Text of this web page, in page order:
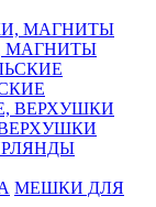
МАГНИТЫ
МЕШКИ ДЛЯ